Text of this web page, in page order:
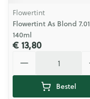
Flowertint
Flowertint As Blond 7.01
140ml
€ 13,80
Bestel